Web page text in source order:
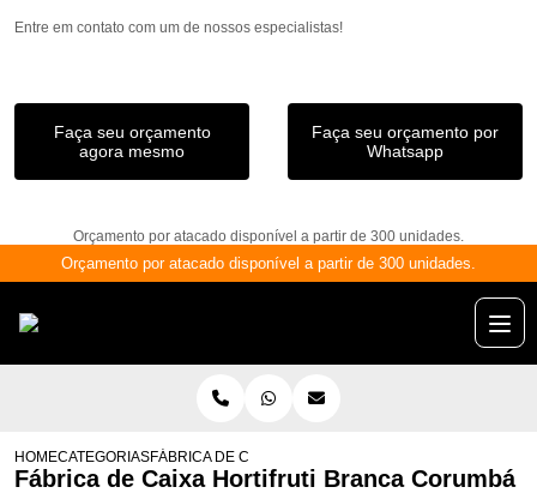
Entre em contato com um de nossos especialistas!
Faça seu orçamento
agora mesmo
Faça seu orçamento por
Whatsapp
Orçamento por atacado disponível a partir de 300 unidades.
Orçamento por atacado disponível a partir de 300 unidades.
HOMECATEGORIASFÁBRICA DE CAIXA HORTIFRUTI BRANCA CORUMBÁ
Fábrica de Caixa Hortifruti Branca Corumbá